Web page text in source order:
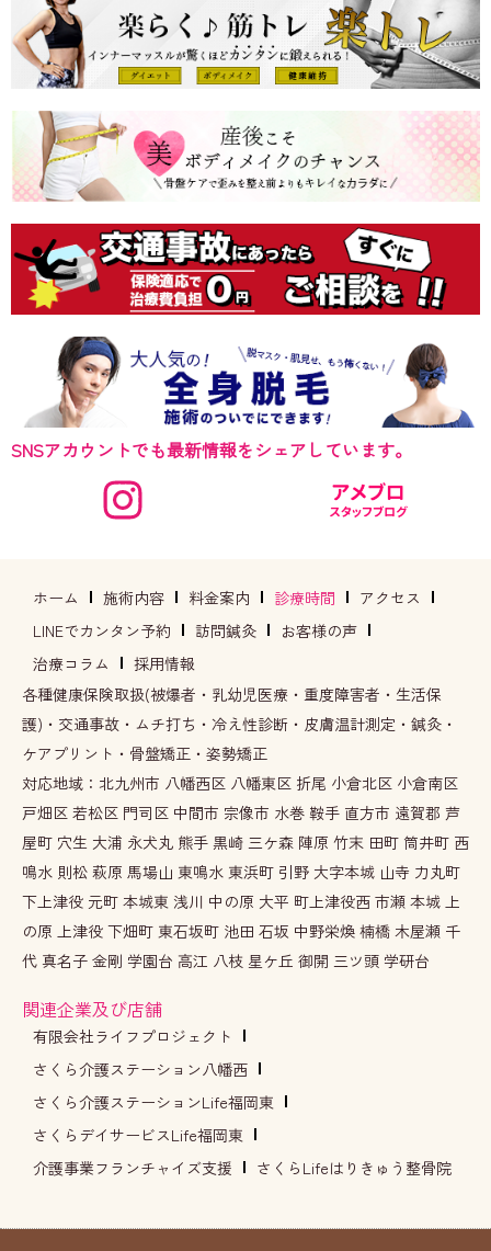
SNSアカウントでも最新情報をシェアしています。
ホーム 施術内容 料金案内 診療時間
アクセス
LINEでカンタン予約
訪問鍼灸
お客様の声
治療コラム
採用情報
各種健康保険取扱(被爆者・乳幼児医療・重度障害者・生活保
護)・交通事故・ムチ打ち・冷え性診断・皮膚温計測定・鍼灸・
ケアプリント・骨盤矯正・姿勢矯正
対応地域：北九州市 八幡西区 八幡東区 折尾 小倉北区 小倉南区
戸畑区 若松区 門司区 中間市 宗像市 水巻 鞍手 直方市 遠賀郡 芦
屋町 穴生 大浦 永犬丸 熊手 黒崎 三ケ森 陣原 竹末 田町 筒井町 西
鳴水 則松 萩原 馬場山 東鳴水 東浜町 引野 大字本城 山寺 力丸町
下上津役 元町 本城東 浅川 中の原 大平 町上津役西 市瀬 本城 上
の原 上津役 下畑町 東石坂町 池田 石坂 中野栄煥 楠橋 木屋瀬 千
代 真名子 金剛 学園台 高江 八枝 星ケ丘 御開 三ツ頭 学研台
関連企業及び店舗
有限会社ライフプロジェクト
さくら介護ステーション八幡西
さくら介護ステーションLife福岡東
さくらデイサービスLife福岡東
介護事業フランチャイズ支援
さくらLifeはりきゅう整骨院